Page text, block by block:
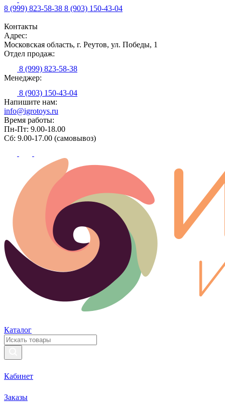
8 (999) 823-58-38 8 (903) 150-43-04
Контакты
Адрес:
Московская область, г. Реутов, ул. Победы, 1
Отдел продаж:
8 (999) 823-58-38
Менеджер:
8 (903) 150-43-04
Напишите нам:
info@igrotoys.ru
Время работы:
Пн-Пт: 9.00-18.00
Сб: 9.00-17.00 (самовывоз)
Каталог
Кабинет
Заказы